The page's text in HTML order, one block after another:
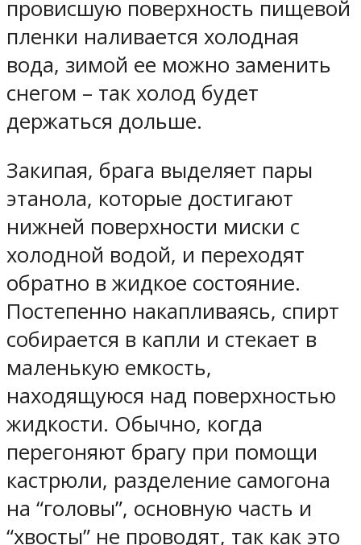
провисшую поверхность пищевой
пленки наливается холодная
вода, зимой ее можно заменить
снегом – так холод будет
держаться дольше.
Закипая, брага выделяет пары
этанола, которые достигают
нижней поверхности миски с
холодной водой, и переходят
обратно в жидкое состояние.
Постепенно накапливаясь, спирт
собирается в капли и стекает в
маленькую емкость,
находящуюся над поверхностью
жидкости. Обычно, когда
перегоняют брагу при помощи
кастрюли, разделение самогона
на “головы”, основную часть и
“хвосты” не проводят, так как это